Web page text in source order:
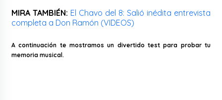
MIRA TAMBIÉN: El Chavo del 8: Salió inédita entrevista
completa a Don Ramón (VIDEOS)
A continuación te mostramos un divertido test para probar tu
memoria musical.